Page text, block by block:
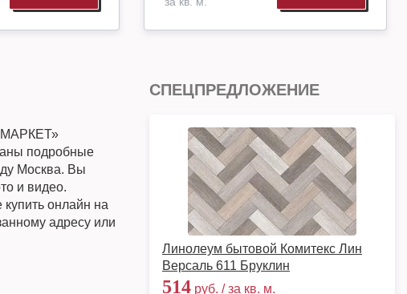
подробные
Москва. Вы
и видео.
онлайн на
адресу или
СПЕЦПРЕДЛОЖЕНИЕ
Линолеум бытовой Комитекс Лин
Версаль 611 Бруклин
514 руб. / за кв. м.